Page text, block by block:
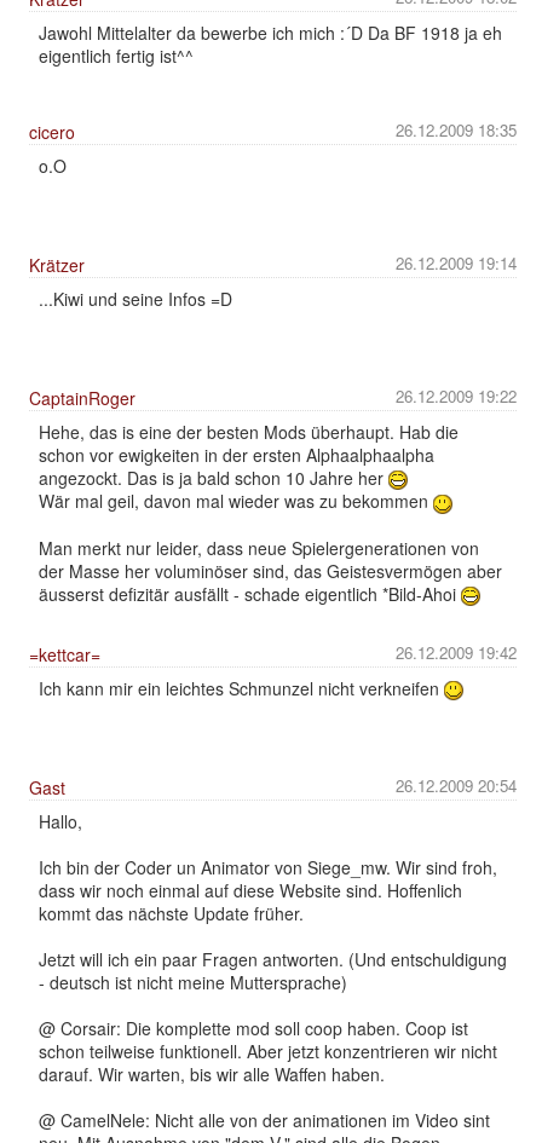
Jawohl Mittelalter da bewerbe ich mich :´D Da BF 1918 ja eh
eigentlich fertig ist^^
26.12.2009 18:35
cicero
o.O
26.12.2009 19:14
Krätzer
...Kiwi und seine Infos =D
26.12.2009 19:22
CaptainRoger
Hehe, das is eine der besten Mods überhaupt. Hab die
schon vor ewigkeiten in der ersten Alphaalphaalpha
angezockt. Das is ja bald schon 10 Jahre her
Wär mal geil, davon mal wieder was zu bekommen
Man merkt nur leider, dass neue Spielergenerationen von
der Masse her voluminöser sind, das Geistesvermögen aber
äusserst defizitär ausfällt - schade eigentlich *Bild-Ahoi
26.12.2009 19:42
=kettcar=
Ich kann mir ein leichtes Schmunzel nicht verkneifen
26.12.2009 20:54
Gast
Hallo,
Ich bin der Coder un Animator von Siege_mw. Wir sind froh,
dass wir noch einmal auf diese Website sind. Hoffenlich
kommt das nächste Update früher.
Jetzt will ich ein paar Fragen antworten. (Und entschuldigung
- deutsch ist nicht meine Muttersprache)
@ Corsair: Die komplette mod soll coop haben. Coop ist
schon teilweise funktionell. Aber jetzt konzentrieren wir nicht
darauf. Wir warten, bis wir alle Waffen haben.
@ CamelNele: Nicht alle von der animationen im Video sint